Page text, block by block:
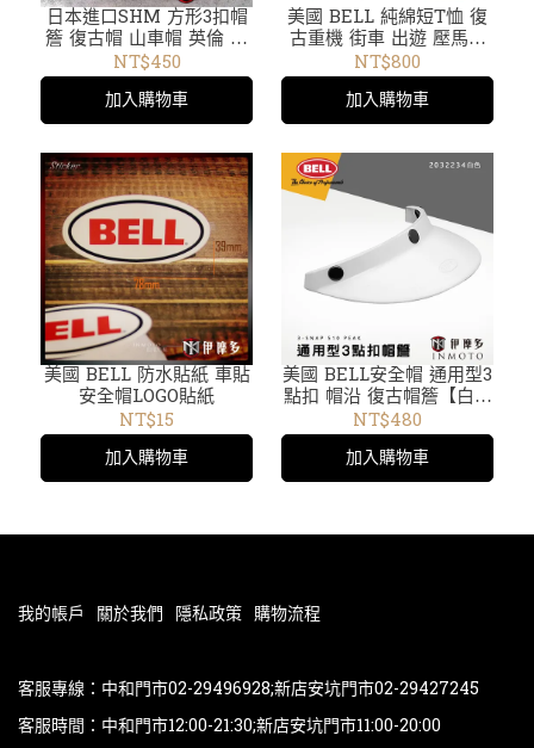
日本進口SHM 方形3扣帽
簷 復古帽 山車帽 英倫 越
野 美式 Chopper。橘色
NT$450
加入購物車
美國 BELL 純綿短T恤 復
古重機 街車 出遊 壓馬路
7070710 7070906
7070716 7070901
NT$800
加入購物車
美國 BELL 防水貼紙 車貼
安全帽LOGO貼紙
NT$15
加入購物車
美國 BELL安全帽 通用型3
點扣 帽沿 復古帽簷【白】
3-SNAP 510 PEAK
2032234
NT$480
加入購物車
我的帳戶 關於我們 隱私政策 購物流程
客服專線：中和門市02-29496928;新店安坑門市02-29427245
客服時間：中和門市12:00-21:30;新店安坑門市11:00-20:00